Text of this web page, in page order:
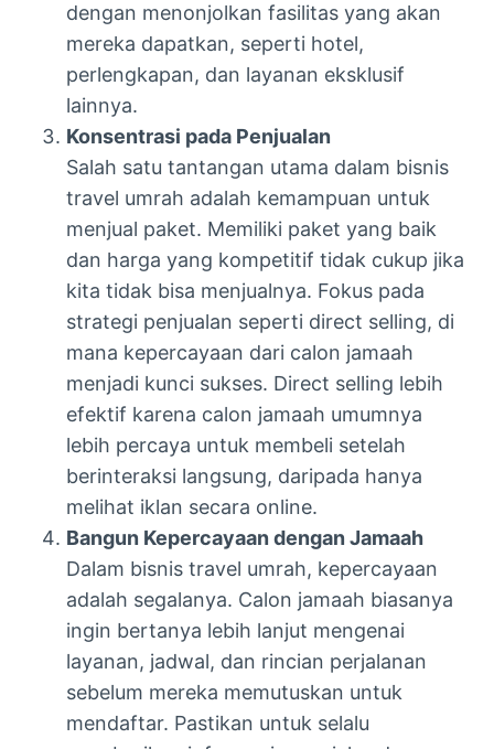
dengan menonjolkan fasilitas yang akan
mereka dapatkan, seperti hotel,
perlengkapan, dan layanan eksklusif
lainnya.
Konsentrasi pada Penjualan
Salah satu tantangan utama dalam bisnis
travel umrah adalah kemampuan untuk
menjual paket. Memiliki paket yang baik
dan harga yang kompetitif tidak cukup jika
kita tidak bisa menjualnya. Fokus pada
strategi penjualan seperti direct selling, di
mana kepercayaan dari calon jamaah
menjadi kunci sukses. Direct selling lebih
efektif karena calon jamaah umumnya
lebih percaya untuk membeli setelah
berinteraksi langsung, daripada hanya
melihat iklan secara online.
Bangun Kepercayaan dengan Jamaah
Dalam bisnis travel umrah, kepercayaan
adalah segalanya. Calon jamaah biasanya
ingin bertanya lebih lanjut mengenai
layanan, jadwal, dan rincian perjalanan
sebelum mereka memutuskan untuk
mendaftar. Pastikan untuk selalu